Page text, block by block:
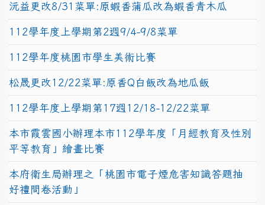
沅益更改8/31菜單:原蝦香蒲瓜改為蝦香青木瓜
112學年度上學期第2週9/4-9/8菜單
112學年度桃園市學生美術比賽
松晟更改12/22菜單:原香Q白飯改為地瓜飯
112學年度上學期第17週12/18-12/22菜單
本市霞雲國小辦理本市112學年度「月經教育及性別
平等教育」繪畫比賽
本府衛生局辦理之「桃園市電子煙危害知識答題抽
好禮問卷活動」